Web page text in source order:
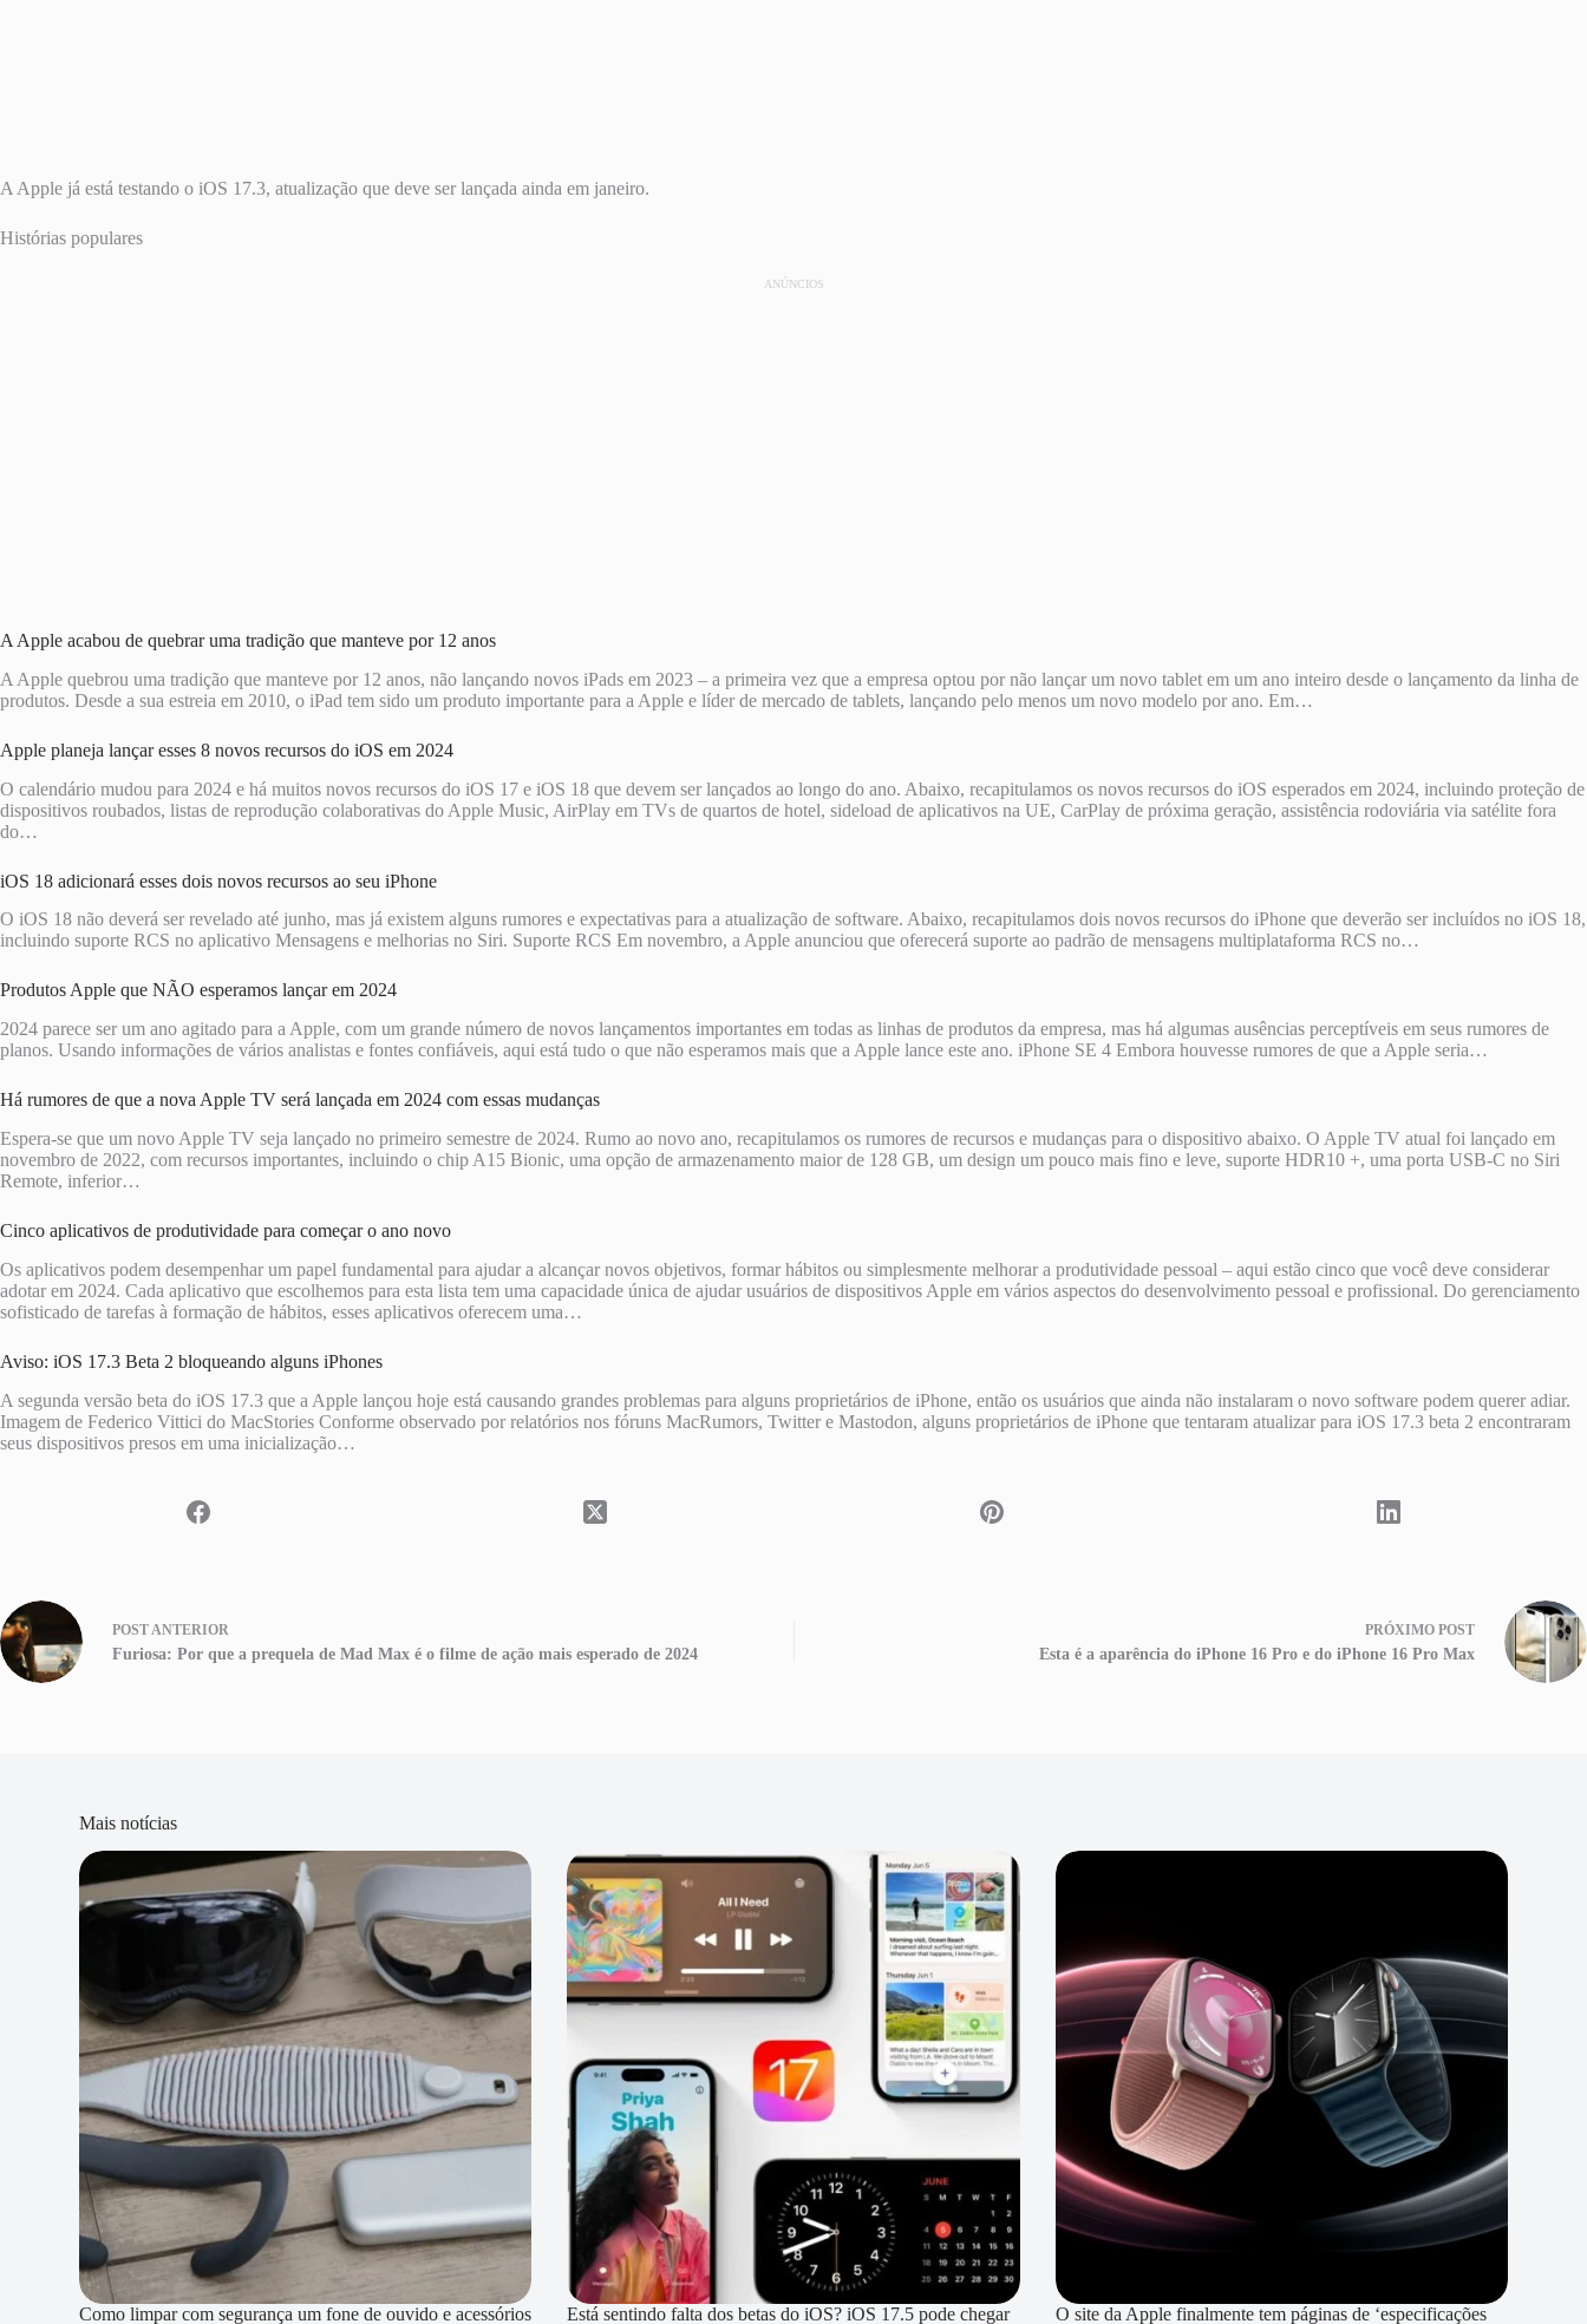
A Apple já está testando o iOS 17.3, atualização que deve ser lançada ainda em janeiro.
Histórias populares
ANÚNCIOS
A Apple acabou de quebrar uma tradição que manteve por 12 anos
A Apple quebrou uma tradição que manteve por 12 anos, não lançando novos iPads em 2023 – a primeira vez que a empresa optou por não lançar um novo tablet em um ano inteiro desde o lançamento da linha de
produtos. Desde a sua estreia em 2010, o iPad tem sido um produto importante para a Apple e líder de mercado de tablets, lançando pelo menos um novo modelo por ano. Em…
Apple planeja lançar esses 8 novos recursos do iOS em 2024
O calendário mudou para 2024 e há muitos novos recursos do iOS 17 e iOS 18 que devem ser lançados ao longo do ano. Abaixo, recapitulamos os novos recursos do iOS esperados em 2024, incluindo proteção de
dispositivos roubados, listas de reprodução colaborativas do Apple Music, AirPlay em TVs de quartos de hotel, sideload de aplicativos na UE, CarPlay de próxima geração, assistência rodoviária via satélite fora
do…
iOS 18 adicionará esses dois novos recursos ao seu iPhone
O iOS 18 não deverá ser revelado até junho, mas já existem alguns rumores e expectativas para a atualização de software. Abaixo, recapitulamos dois novos recursos do iPhone que deverão ser incluídos no iOS 18,
incluindo suporte RCS no aplicativo Mensagens e melhorias no Siri. Suporte RCS Em novembro, a Apple anunciou que oferecerá suporte ao padrão de mensagens multiplataforma RCS no…
Produtos Apple que NÃO esperamos lançar em 2024
2024 parece ser um ano agitado para a Apple, com um grande número de novos lançamentos importantes em todas as linhas de produtos da empresa, mas há algumas ausências perceptíveis em seus rumores de
planos. Usando informações de vários analistas e fontes confiáveis, aqui está tudo o que não esperamos mais que a Apple lance este ano. iPhone SE 4 Embora houvesse rumores de que a Apple seria…
Há rumores de que a nova Apple TV será lançada em 2024 com essas mudanças
Espera-se que um novo Apple TV seja lançado no primeiro semestre de 2024. Rumo ao novo ano, recapitulamos os rumores de recursos e mudanças para o dispositivo abaixo. O Apple TV atual foi lançado em
novembro de 2022, com recursos importantes, incluindo o chip A15 Bionic, uma opção de armazenamento maior de 128 GB, um design um pouco mais fino e leve, suporte HDR10 +, uma porta USB-C no Siri
Remote, inferior…
Cinco aplicativos de produtividade para começar o ano novo
Os aplicativos podem desempenhar um papel fundamental para ajudar a alcançar novos objetivos, formar hábitos ou simplesmente melhorar a produtividade pessoal – aqui estão cinco que você deve considerar
adotar em 2024. Cada aplicativo que escolhemos para esta lista tem uma capacidade única de ajudar usuários de dispositivos Apple em vários aspectos do desenvolvimento pessoal e profissional. Do gerenciamento
sofisticado de tarefas à formação de hábitos, esses aplicativos oferecem uma…
Aviso: iOS 17.3 Beta 2 bloqueando alguns iPhones
A segunda versão beta do iOS 17.3 que a Apple lançou hoje está causando grandes problemas para alguns proprietários de iPhone, então os usuários que ainda não instalaram o novo software podem querer adiar.
Imagem de Federico Vittici do MacStories Conforme observado por relatórios nos fóruns MacRumors, Twitter e Mastodon, alguns proprietários de iPhone que tentaram atualizar para iOS 17.3 beta 2 encontraram
seus dispositivos presos em uma inicialização…
POSTANTERIOR
Furiosa: Por que a prequela de Mad Max é o filme de ação mais esperado de 2024
PRÓXIMO POST
Esta é a aparência do iPhone 16 Pro e do iPhone 16 Pro Max
Mais notícias
Como limpar com segurança um fone de ouvido e acessórios Está sentindo falta dos betas do iOS? iOS 17.5 pode chegar O site da Apple finalmente tem páginas de ‘especificações